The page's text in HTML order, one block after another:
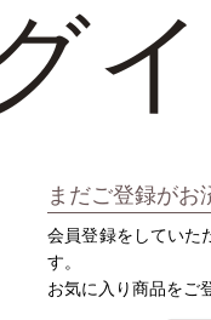
まだご登録がお
会員登録をしていた
す。
お気に入り商品をご